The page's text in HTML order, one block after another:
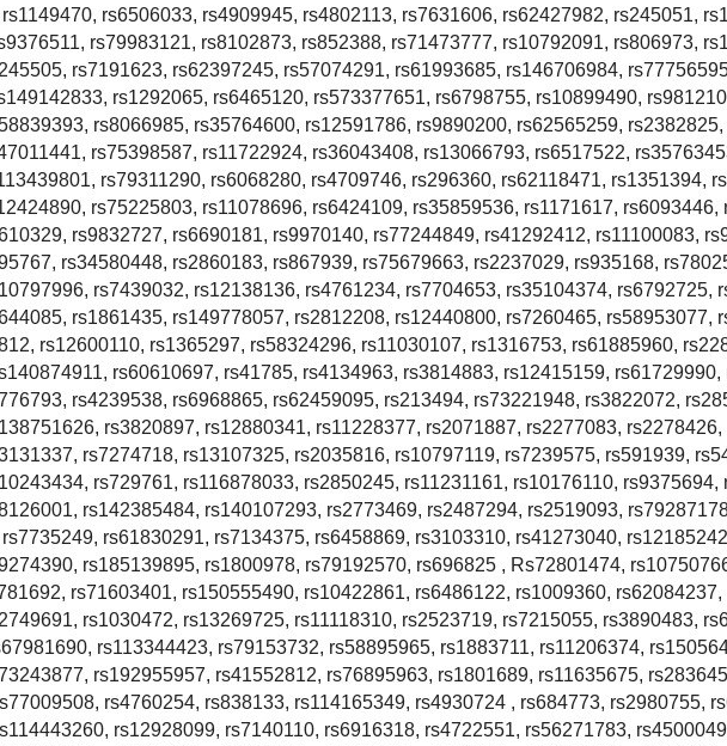
rs6506033, rs4909945, rs4802113, rs7631606, rs62427982, rs245051,
rs79983121, rs8102873, rs852388, rs71473777, rs10792091, rs806973,
rs7191623, rs62397245, rs57074291, rs61993685, rs146706984,
rs1292065, rs6465120, rs573377651, rs6798755, rs10899490,
rs8066985, rs35764600, rs12591786, rs9890200, rs62565259,
rs75398587, rs11722924, rs36043408, rs13066793, rs6517522,
rs79311290, rs6068280, rs4709746, rs296360, rs62118471, rs1351394,
rs75225803, rs11078696, rs6424109, rs35859536, rs1171617, rs6093446,
rs9832727, rs6690181, rs9970140, rs77244849, rs41292412, rs11100083,
rs34580448, rs2860183, rs867939, rs75679663, rs2237029, rs935168,
rs7439032, rs12138136, rs4761234, rs7704653, rs35104374, rs6792725,
rs1861435, rs149778057, rs2812208, rs12440800, rs7260465, rs58953077,
rs12600110, rs1365297, rs58324296, rs11030107, rs1316753, rs61885960,
rs60610697, rs41785, rs4134963, rs3814883, rs12415159, rs61729990,
rs4239538, rs6968865, rs62459095, rs213494, rs73221948, rs3822072,
rs3820897, rs12880341, rs11228377, rs2071887, rs2277083,
rs7274718, rs13107325, rs2035816, rs10797119, rs7239575, rs591939,
rs729761, rs116878033, rs2850245, rs11231161, rs10176110, rs9375694,
rs142385484, rs140107293, rs2773469, rs2487294, rs2519093,
rs61830291, rs7134375, rs6458869, rs3103310, rs41273040,
rs185139895, rs1800978, rs79192570, rs696825 , Rs72801474,
rs71603401, rs150555490, rs10422861, rs6486122, rs1009360, rs62084237,
rs1030472, rs13269725, rs11118310, rs2523719, rs7215055, rs3890483,
rs113344423, rs79153732, rs58895965, rs1883711, rs11206374,
rs192955957, rs41552812, rs76895963, rs1801689, rs11635675,
rs4760254, rs838133, rs114165349, rs4930724 , rs684773, rs2980755,
rs12928099, rs7140110, rs6916318, rs4722551, rs56271783,